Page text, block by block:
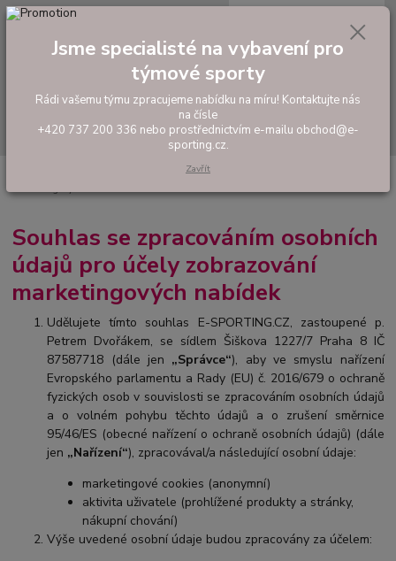
Hledat
tel: +420 737 200 336
0,00 Kč
Souhlas se zpracováním osobních údajů pro účely zobrazování
marketingových nabídek
Souhlas se zpracováním osobních
údajů pro účely zobrazování
marketingových nabídek
Udělujete tímto souhlas E-SPORTING.CZ, zastoupené p.
Petrem Dvořákem, se sídlem Šiškova 1227/7 Praha 8 IČ
87587718 (dále jen „Správce“), aby ve smyslu nařízení
Evropského parlamentu a Rady (EU) č. 2016/679 o ochraně
fyzických osob v souvislosti se zpracováním osobních údajů
a o volném pohybu těchto údajů a o zrušení směrnice
95/46/ES (obecné nařízení o ochraně osobních údajů) (dále
jen „Nařízení“), zpracovával/a následující osobní údaje:
marketingové cookies (anonymní)
aktivita uživatele (prohlížené produkty a stránky,
nákupní chování)
Výše uvedené osobní údaje budou zpracovány za účelem:
Jsme specialisté na vybavení pro
týmové sporty
Rádi vašemu týmu zpracujeme nabídku na míru! Kontaktujte nás
na čísle
+420 737 200 336 nebo prostřednictvím e-mailu obchod@e-
sporting.cz.
Zavřít